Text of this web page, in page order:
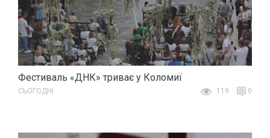
Фестиваль «ДНК» триває у Коломиї
СЬОГОДНІ 119 0